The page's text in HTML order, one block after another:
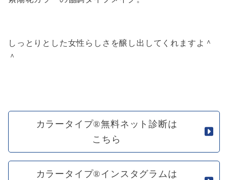
しっとりとした女性らしさを醸し出してくれますよ＾
＾
カラータイプ®無料ネット診断は
こちら
カラータイプ®インスタグラムは